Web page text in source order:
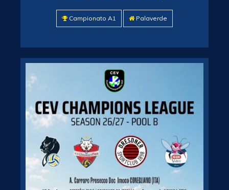
Campionato A1 Palaverde